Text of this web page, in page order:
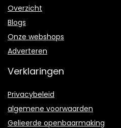
Overzicht
Blogs
Onze webshops
Adverteren
Verklaringen
Privacybeleid
algemene voorwaarden
Gelieerde openbaarmaking